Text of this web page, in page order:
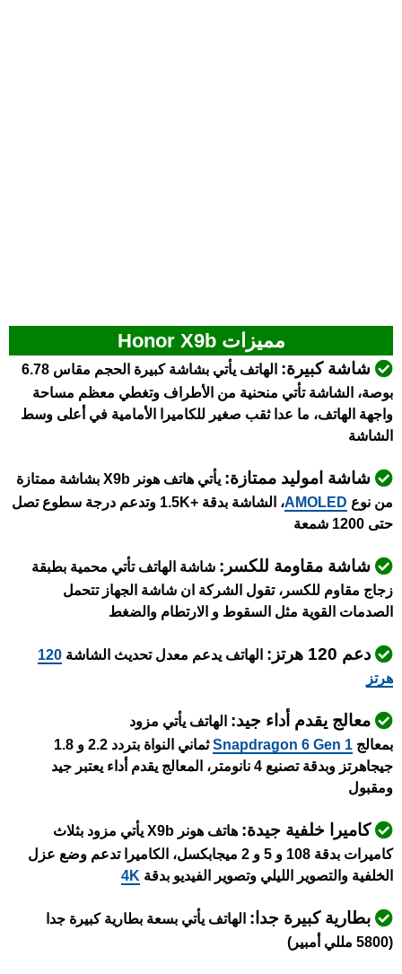
مميزات Honor X9b
شاشة كبيرة:
الهاتف يأتي بشاشة كبيرة الحجم مقاس 6.78
بوصة، الشاشة تأتي منحنية من الأطراف وتغطي معظم مساحة
واجهة الهاتف، ما عدا ثقب صغير للكاميرا الأمامية في أعلى وسط
الشاشة
شاشة اموليد ممتازة:
يأتي هاتف هونر X9b بشاشة ممتازة
من نوع AMOLED
، الشاشة بدقة +1.5K وتدعم درجة سطوع تصل
حتى 1200 شمعة
شاشة مقاومة للكسر: شاشة الهاتف تأتي محمية بطبقة
زجاج مقاوم للكسر، تقول الشركة ان شاشة الجهاز تتحمل
الصدمات القوية مثل السقوط و الارتطام والضغط
دعم 120 هرتز: الهاتف يدعم معدل تحديث الشاشة 120
هرتز
معالج يقدم أداء جيد: الهاتف يأتي مزود
بمعالج Snapdragon 6 Gen 1
ثماني النواة بتردد 2.2 و 1.8
جيجاهرتز وبدقة تصنيع 4 نانومتر، المعالج يقدم أداء يعتبر جيد
ومقبول
كاميرا خلفية جيدة:
هاتف هونر X9b يأتي مزود بثلاث
كاميرات بدقة 108 و 5 و 2 ميجابكسل، الكاميرا تدعم وضع عزل
الخلفية والتصوير الليلي وتصوير الفيديو بدقة 4K
بطارية كبيرة جدا: الهاتف يأتي بسعة بطارية كبيرة جدا
(5800 مللي أمبير)